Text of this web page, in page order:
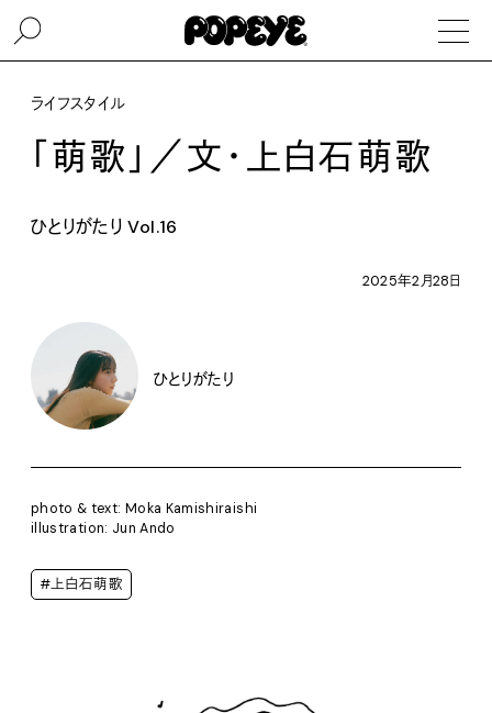
ライフスタイル
「萌歌」／文・上白石萌歌
ひとりがたり Vol.16
2025年2月28日
ひとりがたり
photo & text: Moka Kamishiraishi
illustration: Jun Ando
#上白石萌歌